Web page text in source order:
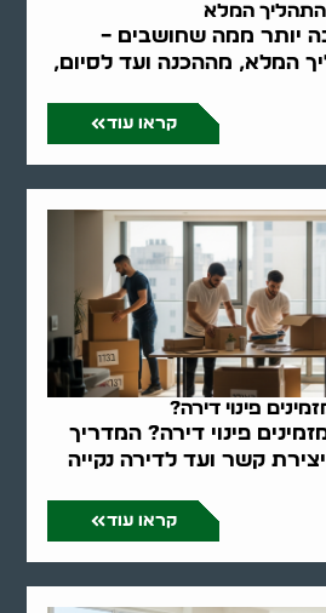
המלא
יותר ממה שחושבים –
המלא, מההכנה ועד לסיום,
קראו עוד
פינוי דירה?
פינוי דירה? המדריך
קשר ועד לדירה נקייה
קראו עוד